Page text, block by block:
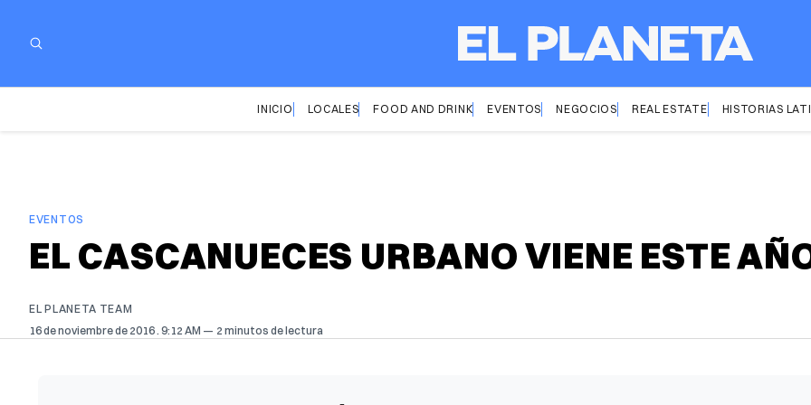
INICIO LOCALES FOOD AND DRINK EVENTOS NEGOCIOS REAL ESTATE HISTORIAS
EVENTOS
EL CASCANUECES URBANO VIENE ESTE
EL PLANETA TEAM
16 de noviembre de 2016 . 9:12 AM 2 minutos de lectura